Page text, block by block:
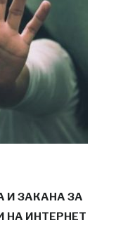
И ЗАКАНА ЗА
НА ИНТЕРНЕТ